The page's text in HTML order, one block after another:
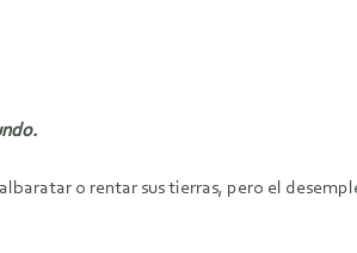
o rentar sus tierras, pero el